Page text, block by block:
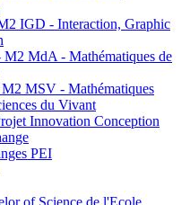
IGD - Interaction, Graphic
MdA - Mathématiques de
MSV - Mathématiques
du Vivant
Innovation Conception
PEI
of Science de l'Ecole